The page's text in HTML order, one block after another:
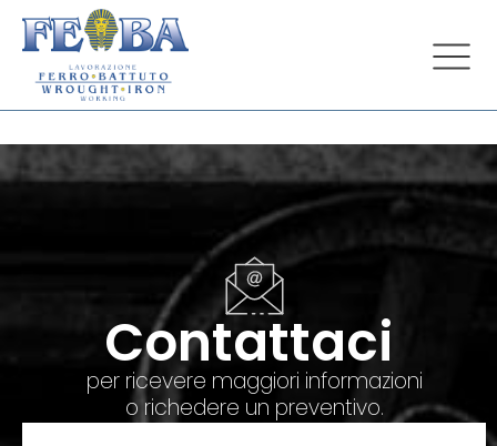
Contattaci
per ricevere maggiori informazioni
o richedere un preventivo.